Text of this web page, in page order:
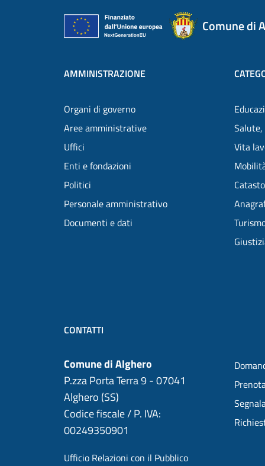
Comune di
AMMINISTRAZIONE
Organi di governo
Aree amministrative
Uffici
Enti e fondazioni
Politici
Personale amministrativo
Documenti e dati
Salute,
Vita
CONTATTI
Comune di Alghero
P.zza Porta Terra 9 - 07041
Alghero (SS)
Codice fiscale / P. IVA:
00249350901
Ufficio Relazioni con il Pubblico